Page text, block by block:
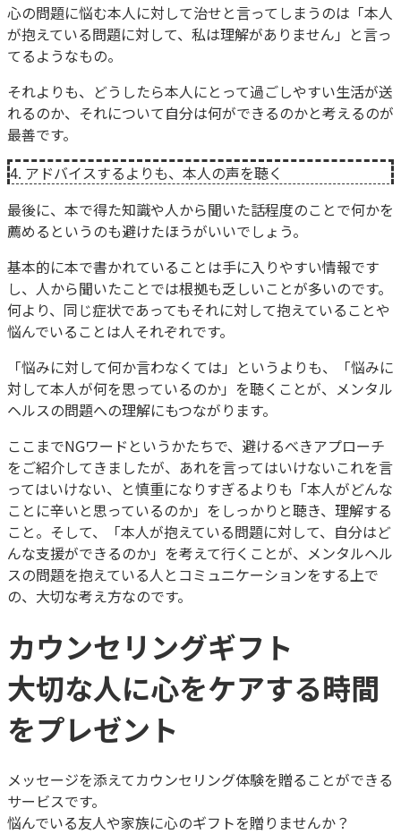
心の問題に悩む本人に対して治せと言ってしまうのは「本人
が抱えている問題に対して、私は理解がありません」と言っ
てるようなもの。
それよりも、どうしたら本人にとって過ごしやすい生活が送
れるのか、それについて自分は何ができるのかと考えるのが
最善です。
4. アドバイスするよりも、本人の声を聴く
最後に、本で得た知識や人から聞いた話程度のことで何かを
薦めるというのも避けたほうがいいでしょう。
基本的に本で書かれていることは手に入りやすい情報です
し、人から聞いたことでは根拠も乏しいことが多いのです。
何より、同じ症状であってもそれに対して抱えていることや
悩んでいることは人それぞれです。
「悩みに対して何か言わなくては」というよりも、「悩みに
対して本人が何を思っているのか」を聴くことが、メンタル
ヘルスの問題への理解にもつながります。
ここまでNGワードというかたちで、避けるべきアプローチ
をご紹介してきましたが、あれを言ってはいけないこれを言
ってはいけない、と慎重になりすぎるよりも「本人がどんな
ことに辛いと思っているのか」をしっかりと聴き、理解する
こと。そして、「本人が抱えている問題に対して、自分はど
んな支援ができるのか」を考えて行くことが、メンタルヘル
スの問題を抱えている人とコミュニケーションをする上で
の、大切な考え方なのです。
カウンセリングギフト
大切な人に心をケアする時間
をプレゼント
メッセージを添えてカウンセリング体験を贈ることができる
サービスです。
悩んでいる友人や家族に心のギフトを贈りませんか？